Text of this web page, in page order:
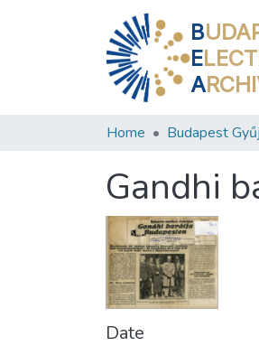
B
E
A
Home Budapest
Gandhi
Date